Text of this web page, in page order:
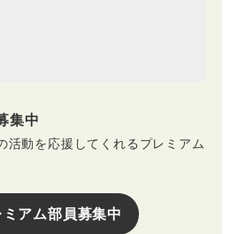
集中
活動を応援してくれるプレミアム
アム部員募集中